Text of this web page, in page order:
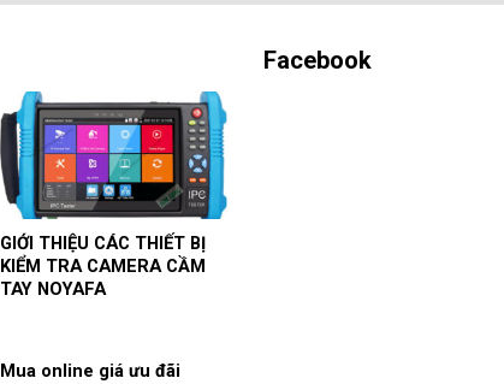
GIỚI THIỆU CÁC THIẾT BỊ
KIỂM TRA CAMERA CẦM
TAY NOYAFA
Mua online giá ưu đãi
Facebook